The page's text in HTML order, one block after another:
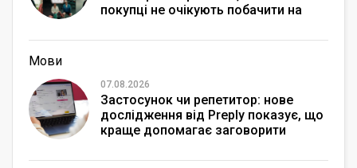
покупці не очікують побачити на
Мови
07.08.2026
Застосунок чи репетитор: нове
дослідження від Preply показує, що
краще допомагає заговорити